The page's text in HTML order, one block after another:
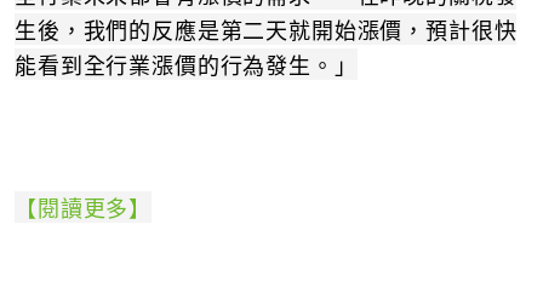
生後，我們的反應是第二天就開始漲價，預計很快
能看到全行業漲價的行為發生。」
【閱讀更多】